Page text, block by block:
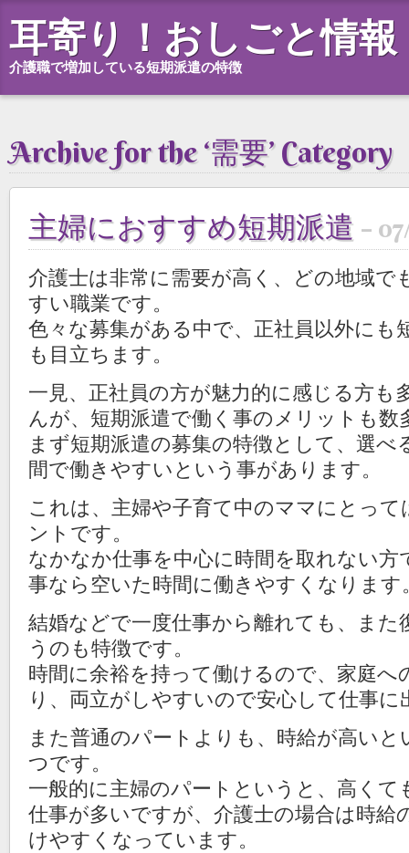
耳寄り！おしごと情報
介護職で増加している短期派遣の特徴
Archive for the ‘需要’ Category
主婦におすすめ短期派遣
介護士は非常に需要が高く、どの地域で
すい職業です。
色々な募集がある中で、正社員以外にも
も目立ちます。
一見、正社員の方が魅力的に感じる方も
んが、短期派遣で働く事のメリットも数
まず短期派遣の募集の特徴として、選べ
間で働きやすいという事があります。
これは、主婦や子育て中のママにとっ
ントです。
なかなか仕事を中心に時間を取れない方
事なら空いた時間に働きやすくなります
結婚などで一度仕事から離れても、また
うのも特徴です。
時間に余裕を持って働けるので、家庭へ
り、両立がしやすいので安心して仕事に
また普通のパートよりも、時給が高い
つです。
一般的に主婦のパートというと、高くて
仕事が多いですが、介護士の場合は時給
けやすくなっています。